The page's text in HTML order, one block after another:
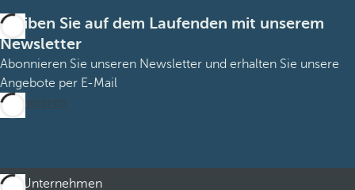
Bleiben Sie auf dem Laufenden mit unserem
Newsletter
Abonnieren Sie unseren Newsletter und erhalten Sie unsere
Angebote per E-Mail
Abonnieren
Unternehmen